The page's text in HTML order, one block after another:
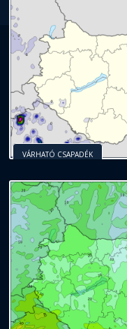
VÁRHATÓ CSAPADÉK